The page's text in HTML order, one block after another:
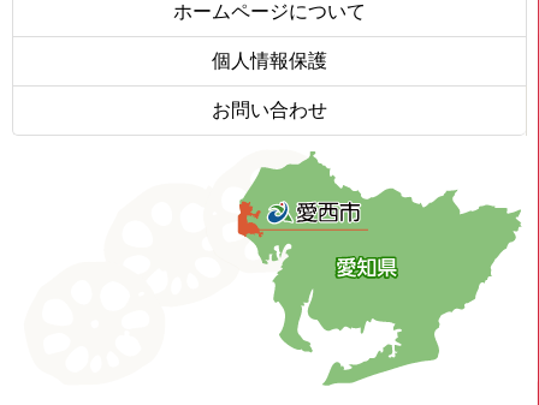
ホームページについて
個人情報保護
お問い合わせ